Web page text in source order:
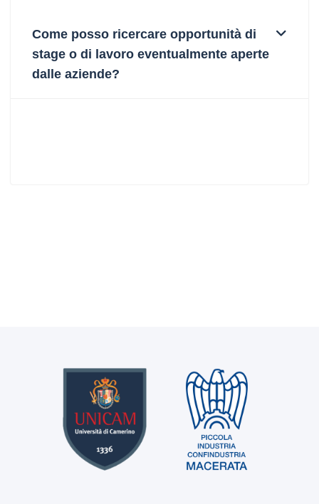
Come posso ricercare opportunità di
stage o di lavoro eventualmente aperte
dalle aziende?